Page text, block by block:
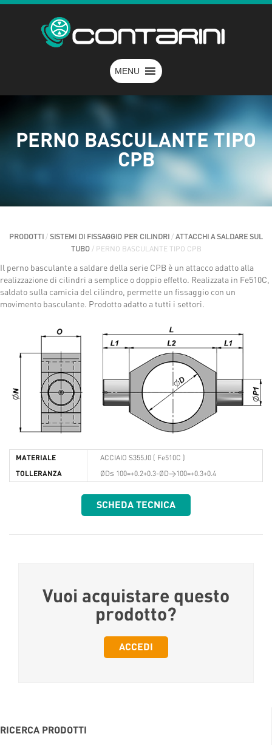
MENU
PERNO BASCULANTE TIPO
CPB
PRODOTTI / SISTEMI DI FISSAGGIO PER CILINDRI / ATTACCHI A SALDARE SUL
TUBO/ PERNO BASCULANTE TIPO CPB
Il perno basculante a saldare della serie CPB è un attacco adatto alla
realizzazione di cilindri a semplice o doppio effetto. Realizzata in Fe510C,
saldato sulla camicia del cilindro, permette un fissaggio con un
movimento basculante. Prodotto adatto a tutti i settori.
MATERIALE ACCIAIO S355J0 ( Fe510C )
TOLLERANZA ØD≤ 100=+0.2+0.3-ØD>100=+0.3+0.4
SCHEDA TECNICA
Vuoi acquistare questo
prodotto?
ACCEDI
RICERCA PRODOTTI